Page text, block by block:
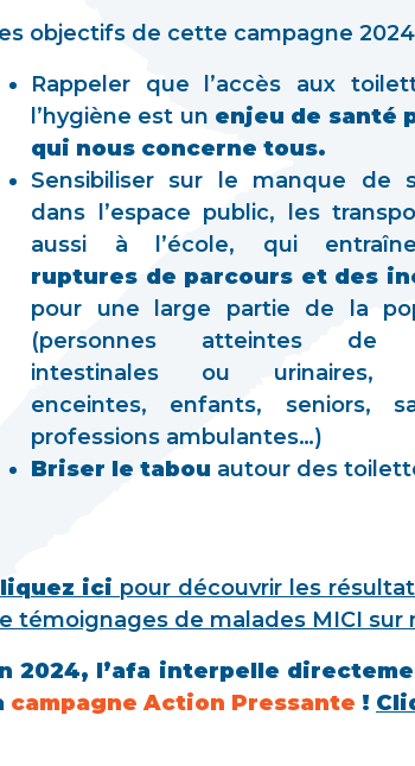
objectifs de cette campagne
Rappeler que l’accès aux
l’hygiène est un enjeu de santé
qui nous concerne tous.
Sensibiliser sur
le manque de
dans l’espace public, les
aussi à l’école, qui
ruptures de parcours et des
pour une large partie de la
(personnes atteintes de
intestinales ou urinaires,
enceintes, enfants, seniors,
professions ambulantes…)
Briser le tabou autour des
ici pour découvrir les
témoignages de malades MICI sur
2024, l’afa interpelle
campagne Action Pressante !